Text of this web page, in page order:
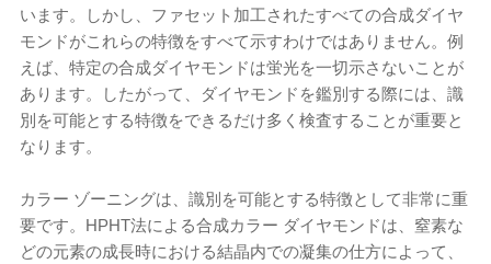
います。しかし、ファセット加工されたすべての合成ダイヤ
モンドがこれらの特徴をすべて示すわけではありません。例
えば、特定の合成ダイヤモンドは蛍光を一切示さないことが
あります。したがって、ダイヤモンドを鑑別する際には、識
別を可能とする特徴をできるだけ多く検査することが重要と
なります。
カラー ゾーニングは、識別を可能とする特徴として非常に重
要です。HPHT法による合成カラー ダイヤモンドは、窒素な
どの元素の成長時における結晶内での凝集の仕方によって、